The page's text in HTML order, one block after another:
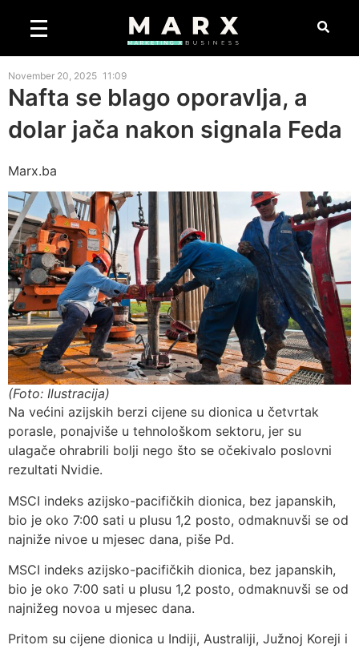
November 20, 2025 11:09
Nafta se blago oporavlja, a
dolar jača nakon signala Feda
Marx.ba
(Foto: Ilustracija)
Na većini azijskih berzi cijene su dionica u četvrtak
porasle, ponajviše u tehnološkom sektoru, jer su
ulagače ohrabrili bolji nego što se očekivalo poslovni
rezultati Nvidie.
MSCI indeks azijsko-pacifičkih dionica, bez japanskih,
bio je oko 7:00 sati u plusu 1,2 posto, odmaknuvši se od
najniže nivoe u mjesec dana, piše Pd.
MSCI indeks azijsko-pacifičkih dionica, bez japanskih,
bio je oko 7:00 sati u plusu 1,2 posto, odmaknuvši se od
najnižeg novoa u mjesec dana.
Pritom su cijene dionica u Indiji, Australiji, Južnoj Koreji i